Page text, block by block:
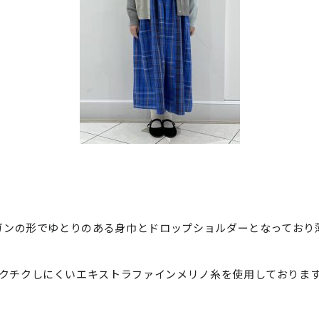
の形でゆとりのある身巾とドロップショルダーとなっており
チクしにくいエキストラファインメリノ糸を使用しております